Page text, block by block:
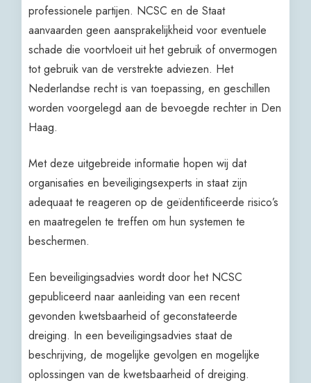
professionele partijen. NCSC en de Staat
aanvaarden geen aansprakelijkheid voor eventuele
schade die voortvloeit uit het gebruik of onvermogen
tot gebruik van de verstrekte adviezen. Het
Nederlandse recht is van toepassing, en geschillen
worden voorgelegd aan de bevoegde rechter in Den
Haag.
Met deze uitgebreide informatie hopen wij dat
organisaties en beveiligingsexperts in staat zijn
adequaat te reageren op de geïdentificeerde risico’s
en maatregelen te treffen om hun systemen te
beschermen.
Een beveiligingsadvies wordt door het NCSC
gepubliceerd naar aanleiding van een recent
gevonden kwetsbaarheid of geconstateerde
dreiging. In een beveiligingsadvies staat de
beschrijving, de mogelijke gevolgen en mogelijke
oplossingen van de kwetsbaarheid of dreiging.